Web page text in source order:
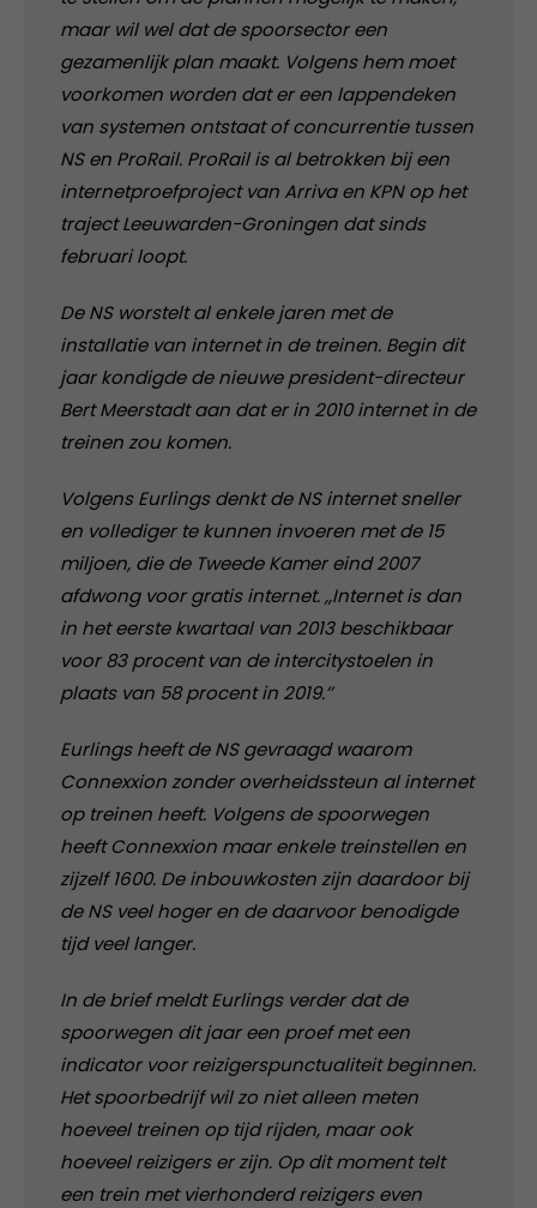
maar wil wel dat de spoorsector een
gezamenlijk plan maakt. Volgens hem moet
voorkomen worden dat er een lappendeken
van systemen ontstaat of concurrentie tussen
NS en ProRail. ProRail is al betrokken bij een
internetproefproject van Arriva en KPN op het
traject Leeuwarden-Groningen dat sinds
februari loopt.
De NS worstelt al enkele jaren met de
installatie van internet in de treinen. Begin dit
jaar kondigde de nieuwe president-directeur
Bert Meerstadt aan dat er in 2010 internet in de
treinen zou komen.
Volgens Eurlings denkt de NS internet sneller
en vollediger te kunnen invoeren met de 15
miljoen, die de Tweede Kamer eind 2007
afdwong voor gratis internet. ,,Internet is dan
in het eerste kwartaal van 2013 beschikbaar
voor 83 procent van de intercitystoelen in
plaats van 58 procent in 2019.’’
Eurlings heeft de NS gevraagd waarom
Connexxion zonder overheidssteun al internet
op treinen heeft. Volgens de spoorwegen
heeft Connexxion maar enkele treinstellen en
zijzelf 1600. De inbouwkosten zijn daardoor bij
de NS veel hoger en de daarvoor benodigde
tijd veel langer.
In de brief meldt Eurlings verder dat de
spoorwegen dit jaar een proef met een
indicator voor reizigerspunctualiteit beginnen.
Het spoorbedrijf wil zo niet alleen meten
hoeveel treinen op tijd rijden, maar ook
hoeveel reizigers er zijn. Op dit moment telt
een trein met vierhonderd reizigers even